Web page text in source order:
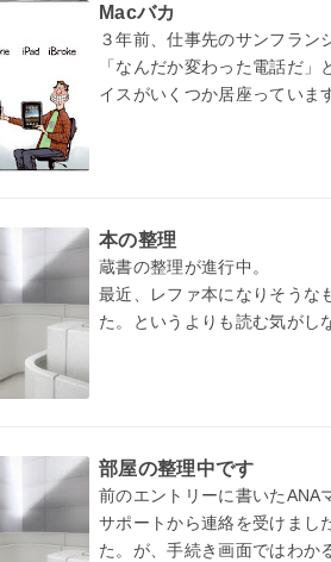
Macバカ
３年前、仕事先のサンフラン
「なんだか変わった電話だ
イスがいくつか居座っていま
本の整理
蔵書の整理が進行中。
最近、レファ本になりそうな
た。というよりも読む気がし
部屋の整理中です
前のエントリーに書いたANA
サポートから連絡を受けまし
た。が、手続き画面ではわか